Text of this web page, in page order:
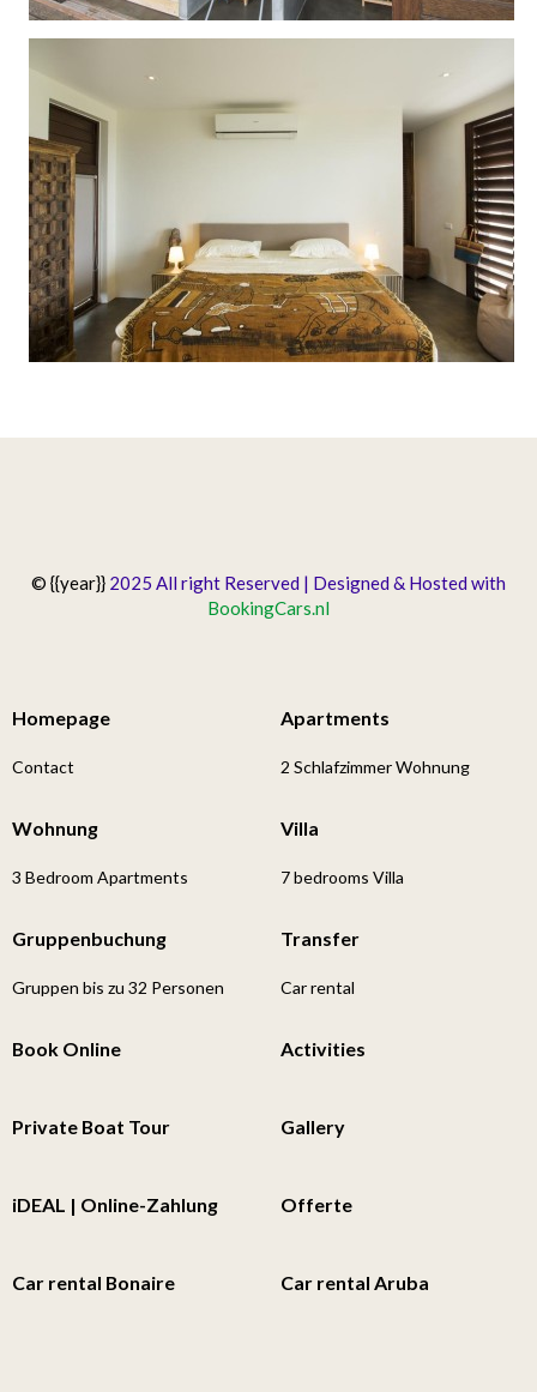
© {{year}} 2025 All right Reserved | Designed & Hosted with
BookingCars.nl
Homepage
Contact
Apartments
2 Schlafzimmer Wohnung
Wohnung
3 Bedroom Apartments
Villa
7 bedrooms Villa
Gruppenbuchung
Gruppen bis zu 32 Personen
Transfer
Car rental
Book Online Activities
Private Boat Tour Gallery
iDEAL | Online-Zahlung Offerte
Car rental Bonaire Car rental Aruba